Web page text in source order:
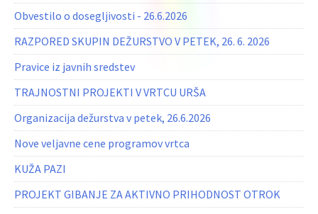
Obvestilo o dosegljivosti - 26.6.2026
RAZPORED SKUPIN DEŽURSTVO V PETEK, 26. 6. 2026
Pravice iz javnih sredstev
TRAJNOSTNI PROJEKTI V VRTCU URŠA
Organizacija dežurstva v petek, 26.6.2026
Nove veljavne cene programov vrtca
KUŽA PAZI
PROJEKT GIBANJE ZA AKTIVNO PRIHODNOST OTROK